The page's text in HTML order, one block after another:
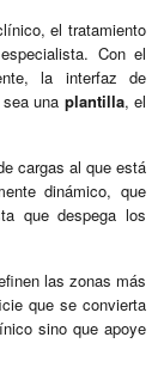
el tratamiento
Con el
la interfaz de
una plantilla, el
cargas al que está
dinámico, que
que despega los
las zonas más
que se convierta
sino que apoye